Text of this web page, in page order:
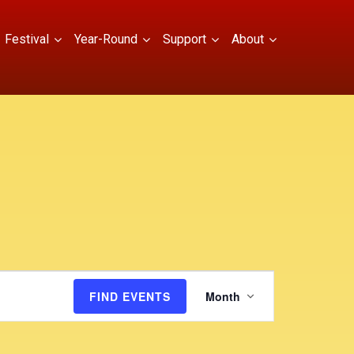
Festival Year-Round Support About
FIND EVENTS v
e
Month